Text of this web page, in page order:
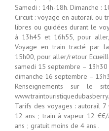
Samedi : 14h-18h. Dimanche :
Circuit : voyage en autorail ou
libres ou guidées durant le
à 13h45 et 16h55, pour
Voyage en train tracté par
15h00, pour aller/retour
samedi 15 septembre –
dimanche 16 septembre –
Renseignements sur le
Tarifs des voyages : autorail
12 ans ; train à vapeur 12
ans ; gratuit moins de 4 ans .